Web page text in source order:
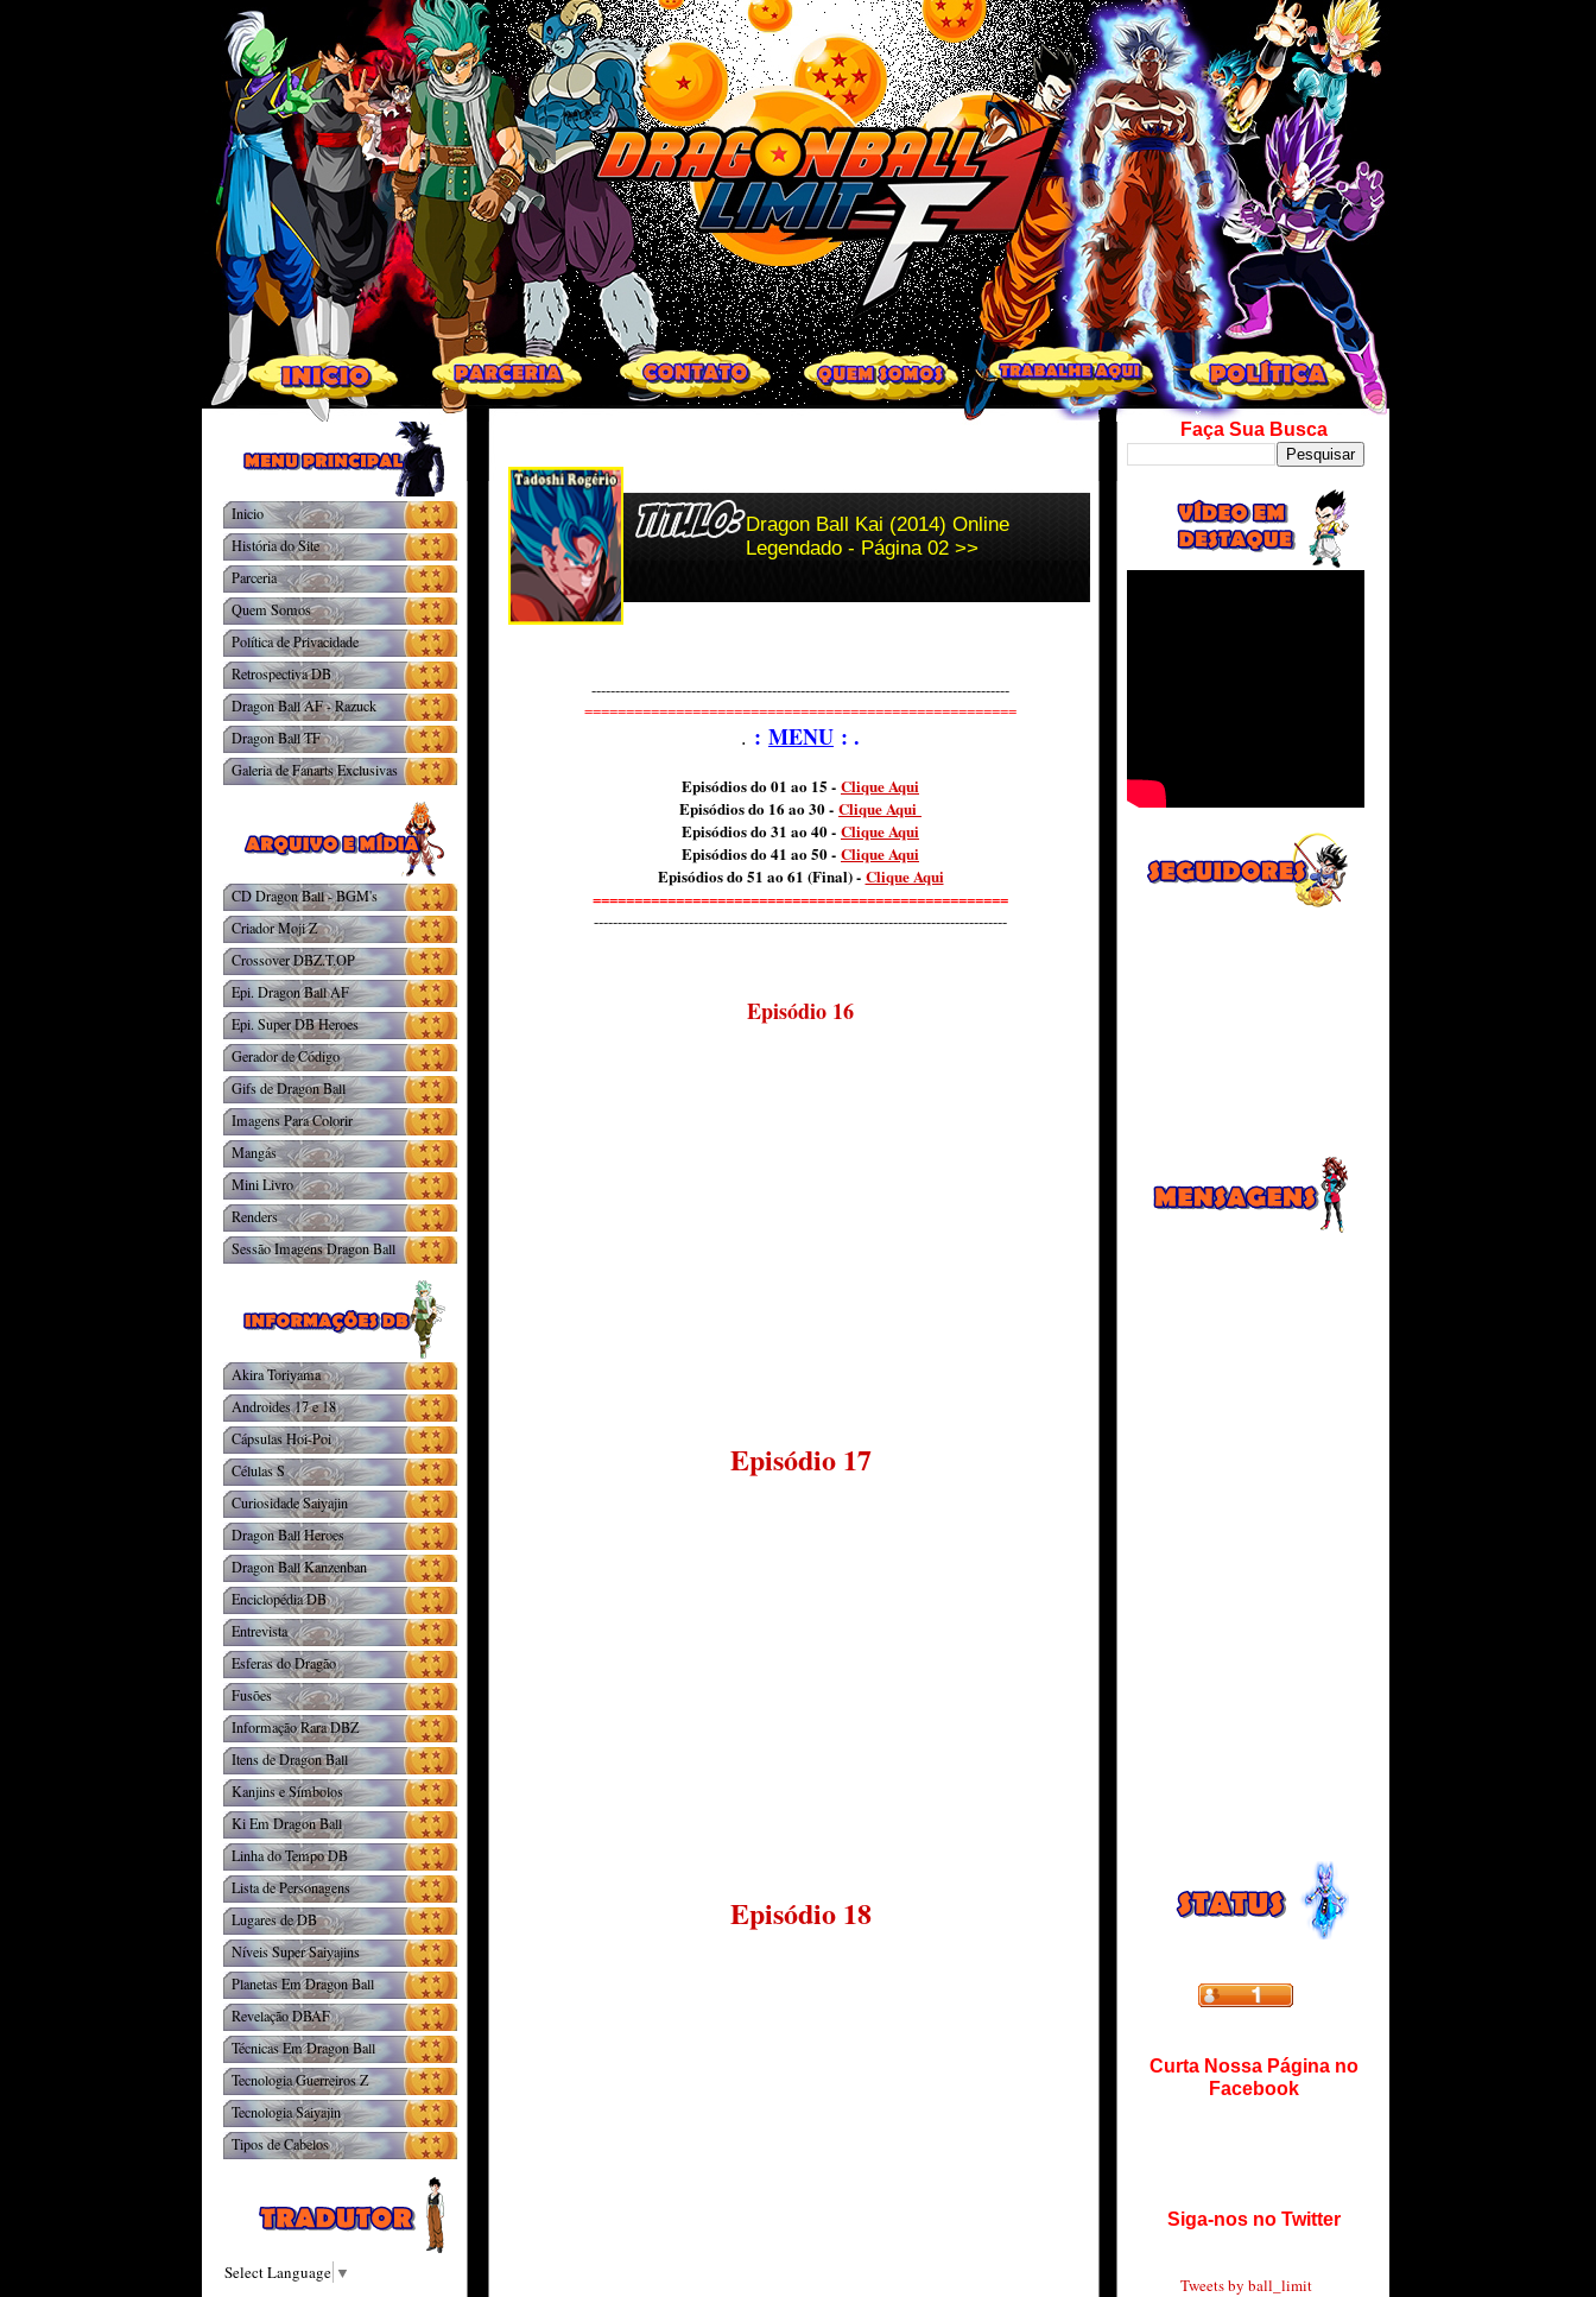
Dragon Ball Kai (2014) Online
Legendado - Página 02 >>
----------------------------------------------------------------------------------------
====================================================
. : MENU : .
Episódios do 01 ao 15 - Clique Aqui
Episódios do 16 ao 30 - Clique Aqui
Episódios do 31 ao 40 - Clique Aqui
Episódios do 41 ao 50 - Clique Aqui
Episódios do 51 ao 61 (Final) - Clique Aqui
==================================================
---------------------------------------------------------------------------------------
Episódio 16
Episódio 17
Episódio 18
Inicio
História do Site
Parceria
Quem Somos
Política de Privacidade
Retrospectiva DB
Dragon Ball AF - Razuck
Dragon Ball TF
Galeria de Fanarts Exclusivas
CD Dragon Ball - BGM's
Criador Moji Z
Crossover DBZ.T.OP
Epi. Dragon Ball AF
Epi. Super DB Heroes
Gerador de Código
Gifs de Dragon Ball
Imagens Para Colorir
Mangás
Mini Livro
Renders
Sessão Imagens Dragon Ball
Akira Toriyama
Androides 17 e 18
Cápsulas Hoi-Poi
Células S
Curiosidade Saiyajin
Dragon Ball Heroes
Dragon Ball Kanzenban
Enciclopédia DB
Entrevista
Esferas do Dragão
Fusões
Informação Rara DBZ
Itens de Dragon Ball
Kanjins e Símbolos
Ki Em Dragon Ball
Linha do Tempo DB
Lista de Personagens
Lugares de DB
Níveis Super Saiyajins
Planetas Em Dragon Ball
Revelação DBAF
Técnicas Em Dragon Ball
Tecnologia Guerreiros Z
Tecnologia Saiyajin
Tipos de Cabelos
Select Language ▼
Faça Sua Busca
Curta Nossa Página no
Facebook
Siga-nos no Twitter
Tweets by ball_limit